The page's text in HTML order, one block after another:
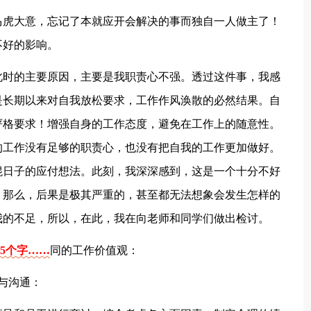
大意，忘记了本就应开会解决的事而独自一人做主了！
的影响。
的主要原因，主要是我职责心不强。透过这件事，我感
期以来对自我放松要求，工作作风涣散的必然结果。自
要求！增强自身的工作态度，避免在工作上的随意性。
作没有足够的职责心，也没有把自我的工作更加做好。
子的应付想法。此刻，我深深感到，这是一个十分不好
么，后果是极其严重的，甚至都无法想象会发生怎样的
不足，所以，在此，我在向老师和同学们做出检讨。
个字……同的工作价值观：
沟通：